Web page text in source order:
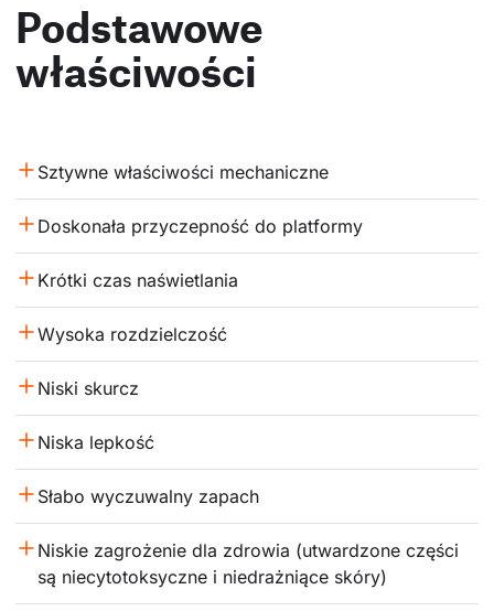
Podstawowe
właściwości
Sztywne właściwości mechaniczne
Doskonała przyczepność do platformy
Krótki czas naświetlania
Wysoka rozdzielczość
Niski skurcz
Niska lepkość
Słabo wyczuwalny zapach
Niskie zagrożenie dla zdrowia (utwardzone części
są niecytotoksyczne i niedrażniące skóry)